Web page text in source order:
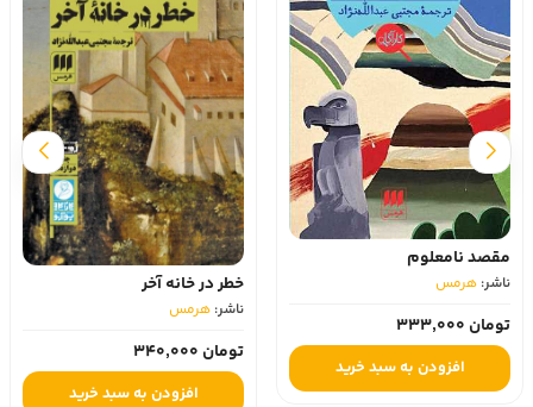
مقصد نامعلوم
ناشر: هرمس‏
تومان 333,000
افزودن به سبد خرید
خطر در خانه آخر
ناشر: هرمس‏
تومان 340,000
افزودن به سبد خرید